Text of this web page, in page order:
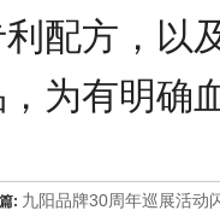
配方，以
为有明确
: 九阳品牌30周年巡展活动